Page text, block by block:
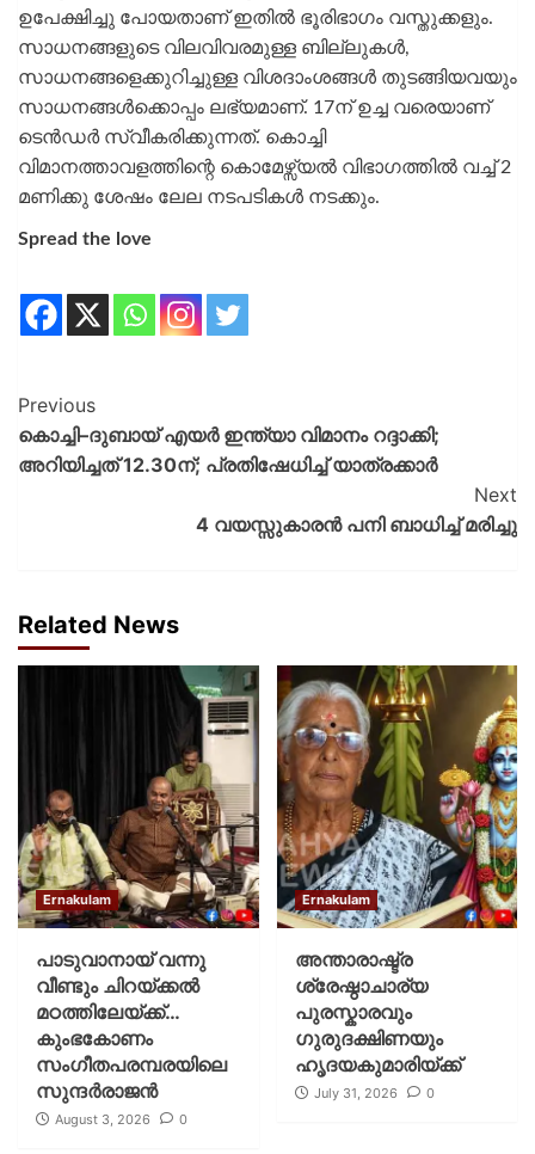
ഉപേക്ഷിച്ചു പോയതാണ് ഇതിൽ ഭൂരിഭാഗം വസ്തുക്കളും.
സാധനങ്ങളുടെ വിലവിവരമുള്ള ബില്ലുകൾ,
സാധനങ്ങളെക്കുറിച്ചുള്ള വിശദാംശങ്ങൾ തുടങ്ങിയവയും
സാധനങ്ങൾക്കൊപ്പം ലഭ്യമാണ്. 17ന് ഉച്ച വരെയാണ്
ടെൻഡർ സ്വീകരിക്കുന്നത്. കൊച്ചി
വിമാനത്താവളത്തിന്റെ കൊമേഴ്സ്യൽ വിഭാഗത്തിൽ വച്ച് 2
മണിക്കു ശേഷം ലേല നടപടികൾ നടക്കും.
Spread the love
Previous
കൊച്ചി–ദുബായ് എയർ ഇന്ത്യാ വിമാനം റദ്ദാക്കി;
അറിയിച്ചത് 12.30ന്; പ്രതിഷേധിച്ച് യാത്രക്കാർ
Next
4 വയസ്സുകാരൻ പനി ബാധിച്ച് മരിച്ചു
Related News
Ernakulam
പാടുവാനായ് വന്നു
വീണ്ടും ചിറയ്ക്കൽ
മഠത്തിലേയ്ക്ക്…
കുംഭകോണം
സംഗീതപരമ്പരയിലെ
സുന്ദർരാജൻ
August 3, 2026 0
Ernakulam
അന്താരാഷ്ട്ര
ശ്രേഷ്ഠാചാര്യ
പുരസ്കാരവും
ഗുരുദക്ഷിണയും
ഹൃദയകുമാരിയ്ക്ക്
July 31, 2026 0